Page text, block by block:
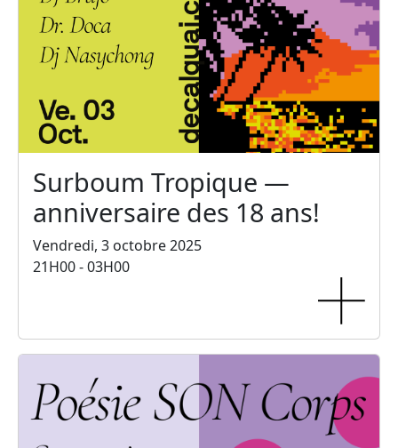
Surboum Tropique —
anniversaire des 18 ans!
Vendredi, 3 octobre 2025
21H00 - 03H00